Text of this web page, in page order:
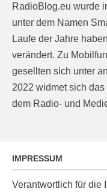
RadioBlog.eu wurde
unter dem Namen
Laufe der Jahre
verändert. Zu
gesellten sich unter
2022 widmet sich
dem Radio- und
IMPRESSUM
Verantwortlich für die